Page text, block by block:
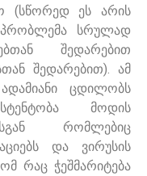
(სწორედ ეს არის
პრობლემა სრულად
შედარებით
შედარებით). ამ
ცდილობს
მოდის
რომლებიც
და ვირუსის
რაც ჭეშმარიტება